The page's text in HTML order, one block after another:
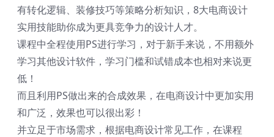
有转化逻辑、装修技巧等策略分析知识，8大电商设计
实用技能助你成为更具竞争力的设计人才。
课程中全程使用PS进行学习，对于新手来说，不用额外
学习其他设计软件，学习门槛和试错成本也相对来说更
低！
而且利用PS做出来的合成效果，在电商设计中更加实用
和广泛，效果也可以很出彩！
并立足于市场需求，根据电商设计常见工作，在课程